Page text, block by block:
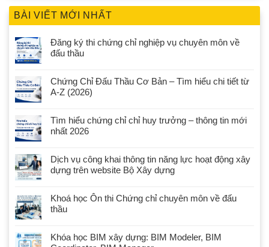
BÀI VIẾT MỚI NHẤT
Đăng ký thi chứng chỉ nghiệp vụ chuyên môn về
đấu thầu
Chứng Chỉ Đấu Thầu Cơ Bản – Tìm hiểu chi tiết từ
A-Z (2026)
Tìm hiểu chứng chỉ chỉ huy trưởng – thông tin mới
nhất 2026
Dịch vụ công khai thông tin năng lực hoạt động xây
dựng trên website Bộ Xây dựng
Khoá học Ôn thi Chứng chỉ chuyên môn về đấu
thầu
Khóa học BIM xây dựng: BIM Modeler, BIM